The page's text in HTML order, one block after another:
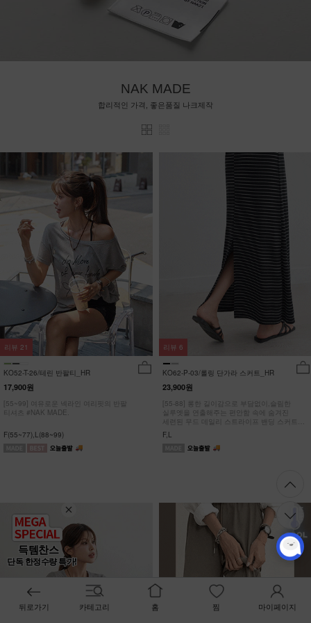
득템찬스
단독 한정수량 특가!
NAK MADE
합리적인 가격, 좋은품질 나크제작
KO52-T-26/테린 반팔티_HR
17,900원
[55~99] 여유로운 넥라인 여리핏의 반팔
티셔츠 #NAK MADE.
F(55~77),L(88~99)
리뷰 21
KO62-P-03/롤링 단가라 스커트_HR
23,900원
[55-88] 롱한 길이감으로 부담없이,슬림한
실루엣을 연출해주는 편안함 속에 숨겨진
세련된 무드 데일리 스트라이프 밴딩 스커트
#NAK MADE.
F,L
리뷰 6
뒤로가기 카테고리 홈 찜 마이페이지